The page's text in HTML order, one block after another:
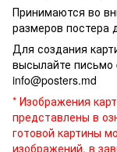
Принимаются во
размеров постера
Для создания
высылайте
info@posters.md
* Изображения
представлены в
готовой картины
изображений, в